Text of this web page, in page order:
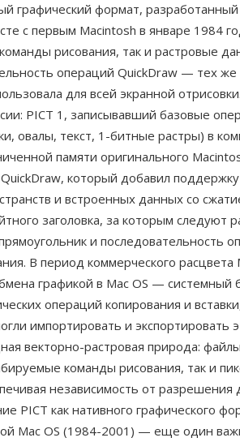
графический формат, разработанный
с первым Macintosh в январе 1984
рисования, так и растровые
операций QuickDraw — тех же
для всей экранной
PICT 1, записывавший базовые
овалы, текст, 1-битные растры) в
памяти оригинального
который добавил
и встроенных данных со
заголовка, за которым следуют
и последовательность
В период коммерческого расцвета
графикой в Mac OS — системный
операций копирования и
импортировать и экспортировать
векторно-растровая природа:
команды рисования, так и
независимость от разрешения
PICT как нативного графического
Mac OS (1984-2001) — еще один